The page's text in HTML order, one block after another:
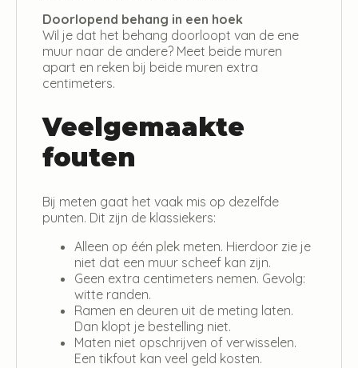
Doorlopend behang in een hoek
Wil je dat het behang doorloopt van de ene
muur naar de andere? Meet beide muren
apart en reken bij beide muren extra
centimeters.
Veelgemaakte
fouten
Bij meten gaat het vaak mis op dezelfde
punten. Dit zijn de klassiekers:
Alleen op één plek meten. Hierdoor zie je
niet dat een muur scheef kan zijn.
Geen extra centimeters nemen. Gevolg:
witte randen.
Ramen en deuren uit de meting laten.
Dan klopt je bestelling niet.
Maten niet opschrijven of verwisselen.
Een tikfout kan veel geld kosten.